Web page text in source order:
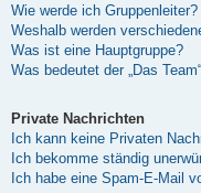
Wie werde ich Gruppenleiter?
Weshalb werden
Was ist eine Hauptgruppe?
Was bedeutet der „Das
Private Nachrichten
Ich kann keine Privaten
Ich bekomme ständig
Ich habe eine Spam-E-Mail